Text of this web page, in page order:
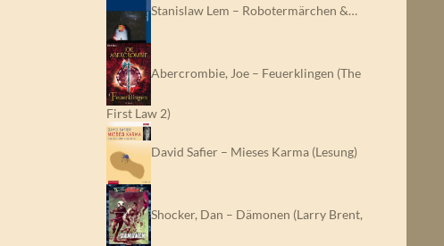
Stanislaw Lem – Robotermärchen &…
Abercrombie, Joe – Feuerklingen (The
First Law 2)
David Safier – Mieses Karma (Lesung)
Shocker, Dan – Dämonen (Larry Brent,